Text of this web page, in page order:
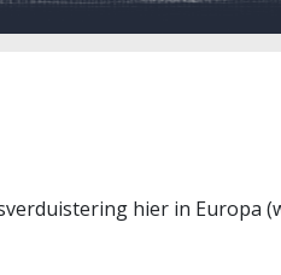
hier in Europa